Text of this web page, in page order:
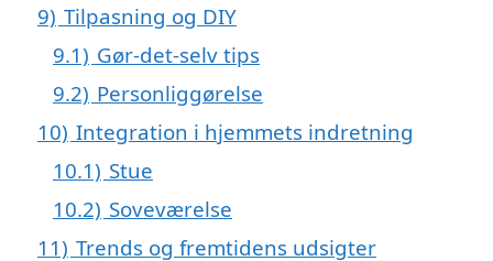
9) Tilpasning og DIY
9.1) Gør-det-selv tips
9.2) Personliggørelse
10) Integration i hjemmets indretning
10.1) Stue
10.2) Soveværelse
11) Trends og fremtidens udsigter